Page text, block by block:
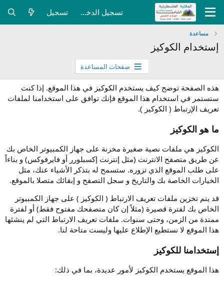
تسجيل الدخول تسجيل
مساعدة
إستخدام الكوكيز
صفحات المساعدة
هذه الصفحة توضح كيف يستخدم الكوكيز في هذا الموقع. إذا كنت
ستستمر في استخدام هذا الموقع فإنك توافق على استخدامنا لملفات
تعريف الإرتباط ( الكوكيز ).
ما هو الكوكيز
الكوكيز هي ملفات نصية صغيرة مخزنة على جهاز الكمبيوتر الخاص بك
عن طريق متصفح الانترنت (مثل إنترنت إكسبلورر أو فايرفوكس) و بناءاً
على طلب الموقع الذي تزوره. ستسمح له بتذكر الأشياء عنك، مثل
الخيارات الخاصة بك والتاريخ و سجل التصفح و إبقائك متصلا بالموقع.
قد يتم تخزين ملفات تعريف الارتباط ( الكوكيز ) على جهاز الكمبيوتر
الخاص بك لفترة قصيرة (مثلاً إن كان متصفحك مفتوح فقط) أو لفترة
ممتدة من الزمن، وحتى سنوات. ملفات تعريف الارتباط التي لم ينشئها
هذا الموقع لا نستطيع الإطلاع عليها وليست متاحة لنا.
إستخدامنا للكوكيز
هذا الموقع يستخدم الكوكيز لأمور عديدة، بما في ذلك: